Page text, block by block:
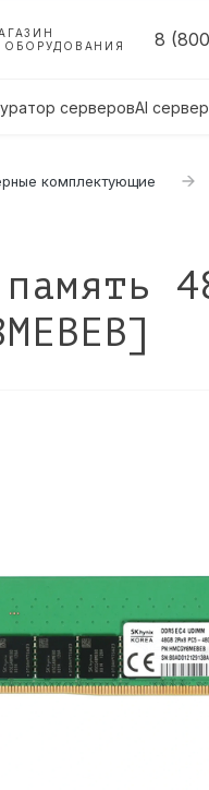
ОБОРУДОВАНИЯ
8
серверовAI
комплектующие